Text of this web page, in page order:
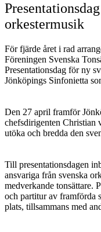
orkestermusik
För fjärde året i rad
Föreningen Svenska
Presentationsdag för ny
Jönköpings Sinfonietta
Den 27 april framför
chefsdirigenten Christian
utöka och bredda den
Till presentationsdagen
ansvariga från svenska
medverkande tonsättare.
och partitur av framförda
plats, tillsammans med